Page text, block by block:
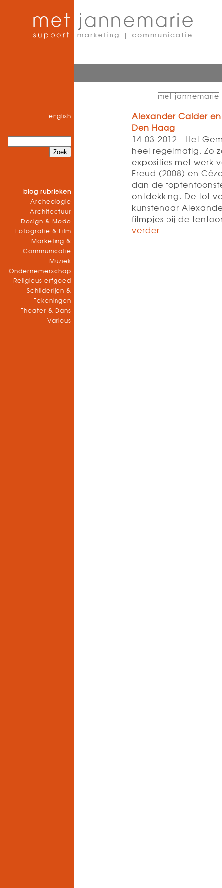
english
blog rubrieken
Archeologie
Architectuur
Design & Mode
Fotografie & Film
Marketing &
Communicatie
Muziek
Ondernemerschap
Religieus erfgoed
Schilderijen &
Tekeningen
Theater & Dans
Various
met jannemarie
Alexander Calder
Den Haag
14-03-2012 - Het
heel regelmatig. Zo
exposities met werk
Freud (2008) en
dan de
ontdekking. De tot
kunstenaar
filmpjes bij de
verder